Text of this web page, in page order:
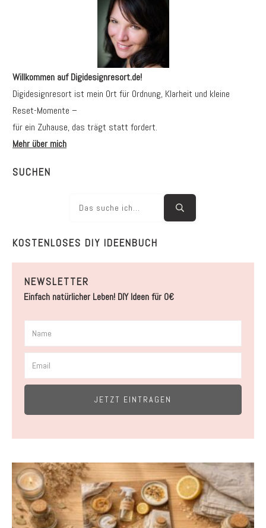
Willkommen auf Digidesignresort.de!
Digidesignresort ist mein Ort für Ordnung, Klarheit und kleine
Reset-Momente –
für ein Zuhause, das trägt statt fordert.
Mehr über mich
SUCHEN
KOSTENLOSES DIY IDEENBUCH
NEWSLETTER
Einfach natürlicher Leben! DIY Ideen für 0€
JETZT EINTRAGEN